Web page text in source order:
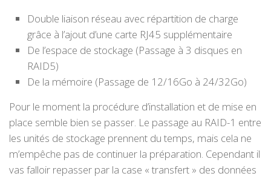
Double liaison réseau avec répartition de charge
grâce à l’ajout d’une carte RJ45 supplémentaire
De l’espace de stockage (Passage à 3 disques en
RAID5)
De la mémoire (Passage de 12/16Go à 24/32Go)
Pour le moment la procédure d’installation et de mise en
place semble bien se passer. Le passage au RAID-1 entre
les unités de stockage prennent du temps, mais cela ne
m’empêche pas de continuer la préparation. Cependant il
vas falloir repasser par la case « transfert » des données